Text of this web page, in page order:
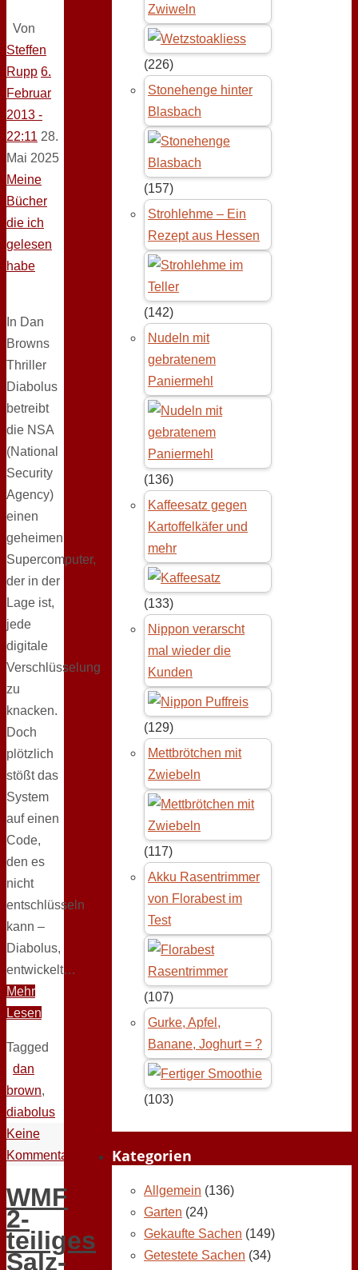
Von
Steffen
Rupp 6.
Februar
2013 -
22:11 28.
Mai 2025
Meine
Bücher
die ich
gelesen
habe
In Dan
Browns
Thriller
Diabolus
betreibt
die NSA
(National
Security
Agency)
einen
geheimen
Supercomputer,
der in der
Lage ist,
jede
digitale
Verschlüsselung
zu
knacken.
Doch
plötzlich
stößt das
System
auf einen
Code,
den es
nicht
entschlüsseln
kann –
Diabolus,
entwickelt…
Mehr
Lesen
Tagged
dan
brown,
diabolus
Keine
Kommentare
WMF
2-
teiliges
Salz-
Zwiweln
(226)
Stonehenge hinter
Blasbach
(157)
Strohlehme – Ein
Rezept aus Hessen
(142)
Nudeln mit
gebratenem
Paniermehl
(136)
Kaffeesatz gegen
Kartoffelkäfer und
mehr
(133)
Nippon verarscht
mal wieder die
Kunden
(129)
Mettbrötchen mit
Zwiebeln
(117)
Akku Rasentrimmer
von Florabest im
Test
(107)
Gurke, Apfel,
Banane, Joghurt = ?
(103)
Kategorien
Allgemein (136)
Garten (24)
Gekaufte Sachen (149)
Getestete Sachen (34)